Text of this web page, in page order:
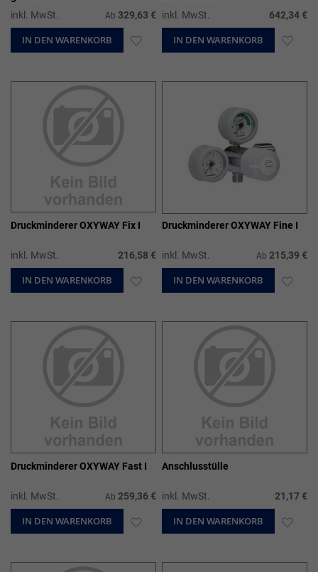
inkl. MwSt.
Ab 329,63 €
IN DEN WARENKORB ZUR
inkl. MwSt.
642,34 €
IN DEN WARENKORB ZUR
Druckminderer OXYWAY Fix I
inkl. MwSt. 216,58 €
IN DEN WARENKORB ZUR
Druckminderer OXYWAY Fine I
inkl. MwSt. Ab 215,39 €
IN DEN WARENKORB ZUR
Druckminderer OXYWAY Fast I
inkl. MwSt. Ab 259,36 €
IN DEN WARENKORB ZUR
Anschlusstülle
inkl. MwSt. 21,17 €
IN DEN WARENKORB ZUR